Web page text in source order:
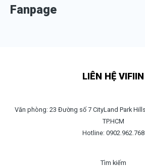
Fanpage
LIÊN HỆ VIFIIN
Văn phòng: 23 Đường số 7 CityLand Park
TP.HCM
Hotline: 0902.962.768
Tìm kiếm